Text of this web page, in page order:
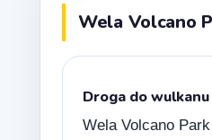
Wela Volcano
Droga do
Wela Volcano